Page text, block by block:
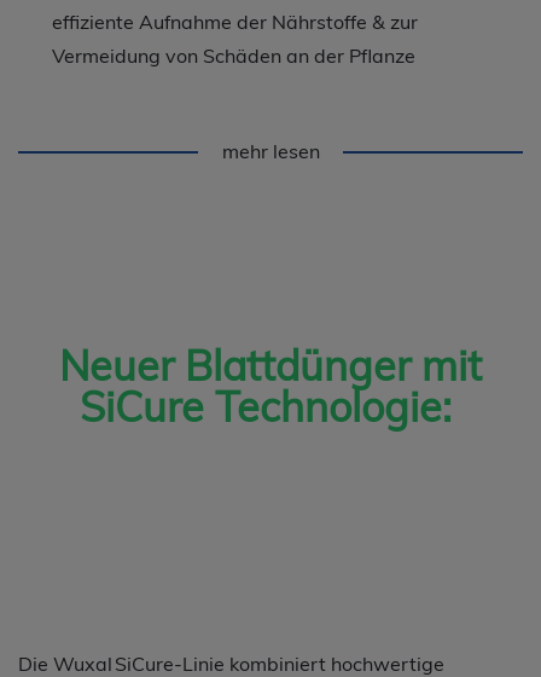
effiziente Aufnahme der Nährstoffe & zur
Vermeidung von Schäden an der Pflanze
mehr lesen
Neuer Blattdünger mit
SiCure Technologie:
Die Wuxal SiCure‑Linie kombiniert hochwertige